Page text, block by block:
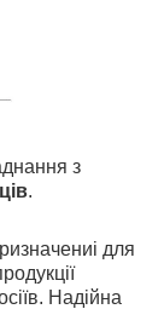
з
.
для
Надійна